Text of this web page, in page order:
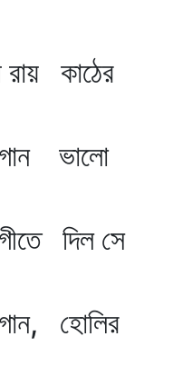
রায় কাঠের
গান ভালো
দিল সে
হোলির